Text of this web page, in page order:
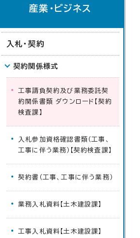
産業・ビジネス
入札・契約
契約関係様式
工事請負契約及び業務委託契
約関係書類 ダウンロード【契約
検査課】
入札参加資格確認書類（工事、
工事に伴う業務）【契約検査課】
契約書（工事、工事に伴う業務）
業務入札資料【土木建設課】
工事入札資料【土木建設課】